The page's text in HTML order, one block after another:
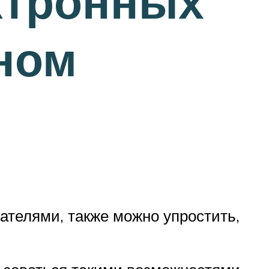
также можно упростить,